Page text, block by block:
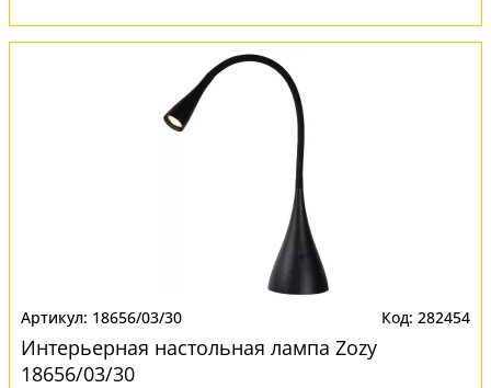
18656/03/30 282454
Интерьерная настольная лампа Zozy
18656/03/30